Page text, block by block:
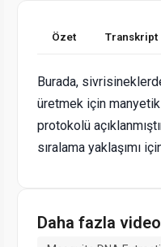
Özet Transkript
Burada,
üretmek için
protokolü
sıralama yaklaşımı
Daha fazla